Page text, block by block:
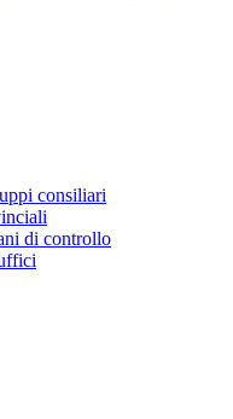
consiliari
di controllo